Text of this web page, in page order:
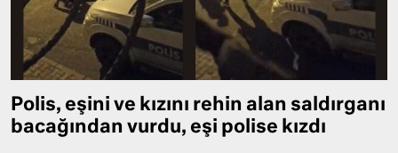
Polis, eşini ve kızını rehin alan saldırganı
bacağından vurdu, eşi polise kızdı